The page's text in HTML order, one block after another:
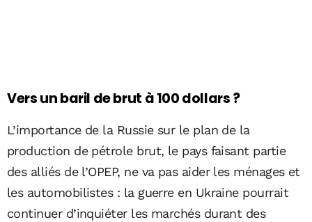
Vers un baril de brut à 100 dollars ?
L’importance de la Russie sur le plan de la
production de pétrole brut, le pays faisant partie
des alliés de l’OPEP, ne va pas aider les ménages et
les automobilistes : la guerre en Ukraine pourrait
continuer d’inquiéter les marchés durant des